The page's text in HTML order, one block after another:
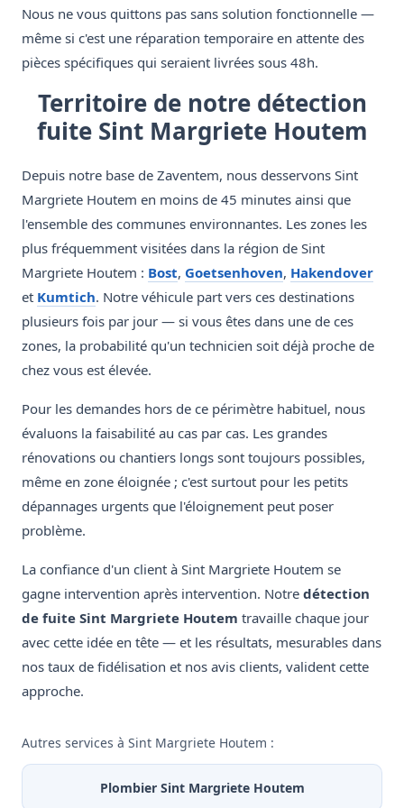
Nous ne vous quittons pas sans solution fonctionnelle —
même si c'est une réparation temporaire en attente des
pièces spécifiques qui seraient livrées sous 48h.
Territoire de notre détection
fuite Sint Margriete Houtem
Depuis notre base de Zaventem, nous desservons Sint
Margriete Houtem en moins de 45 minutes ainsi que
l'ensemble des communes environnantes. Les zones les
plus fréquemment visitées dans la région de Sint
Margriete Houtem : Bost, Goetsenhoven, Hakendover
et Kumtich. Notre véhicule part vers ces destinations
plusieurs fois par jour — si vous êtes dans une de ces
zones, la probabilité qu'un technicien soit déjà proche de
chez vous est élevée.
Pour les demandes hors de ce périmètre habituel, nous
évaluons la faisabilité au cas par cas. Les grandes
rénovations ou chantiers longs sont toujours possibles,
même en zone éloignée ; c'est surtout pour les petits
dépannages urgents que l'éloignement peut poser
problème.
La confiance d'un client à Sint Margriete Houtem se
gagne intervention après intervention. Notre détection
de fuite Sint Margriete Houtem travaille chaque jour
avec cette idée en tête — et les résultats, mesurables dans
nos taux de fidélisation et nos avis clients, valident cette
approche.
Autres services à Sint Margriete Houtem :
Plombier Sint Margriete Houtem